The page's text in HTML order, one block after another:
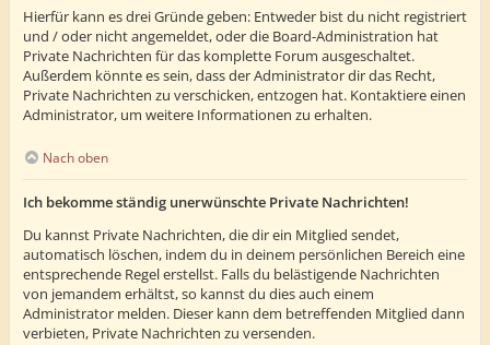
Hierfür kann es drei Gründe geben: Entweder bist du nicht registriert
und / oder nicht angemeldet, oder die Board-Administration hat
Private Nachrichten für das komplette Forum ausgeschaltet.
Außerdem könnte es sein, dass der Administrator dir das Recht,
Private Nachrichten zu verschicken, entzogen hat. Kontaktiere einen
Administrator, um weitere Informationen zu erhalten.
Nach oben
Ich bekomme ständig unerwünschte Private Nachrichten!
Du kannst Private Nachrichten, die dir ein Mitglied sendet,
automatisch löschen, indem du in deinem persönlichen Bereich eine
entsprechende Regel erstellst. Falls du belästigende Nachrichten
von jemandem erhältst, so kannst du dies auch einem
Administrator melden. Dieser kann dem betreffenden Mitglied dann
verbieten, Private Nachrichten zu versenden.